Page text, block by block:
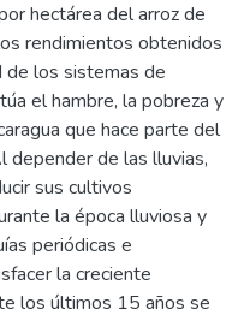
hectárea del arroz de
rendimientos obtenidos
de los sistemas de
el hambre, la pobreza y
que hace parte del
depender de las lluvias,
sus cultivos
la época lluviosa y
periódicas e
la creciente
los últimos 15 años se